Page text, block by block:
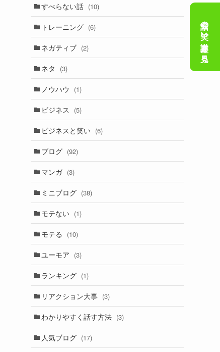
すべらない話 (10)
トレーニング (6)
ネガティブ (2)
ネタ (3)
ノウハウ (1)
ビジネス (5)
ビジネスと笑い (6)
ブログ (92)
マンガ (3)
ミニブログ (38)
モテない (1)
モテる (10)
ユーモア (3)
ランキング (1)
リアクション大事 (3)
わかりやすく話す方法 (3)
人気ブログ (17)
会話の笑い講座を見る